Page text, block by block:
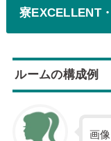
寮EXCELLENT
ルームの構成例
画